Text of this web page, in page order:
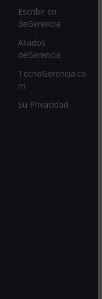
Escribir en
deGerencia
Aliados
deGerencia
TecnoGerencia.co
m
Su Privacidad